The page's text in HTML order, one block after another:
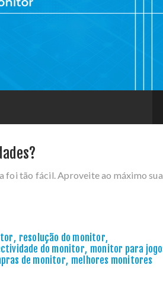
foi tão fácil. Aproveite ao máximo sua
, resolução do monitor,
do monitor, monitor para
de monitor, melhores monitores